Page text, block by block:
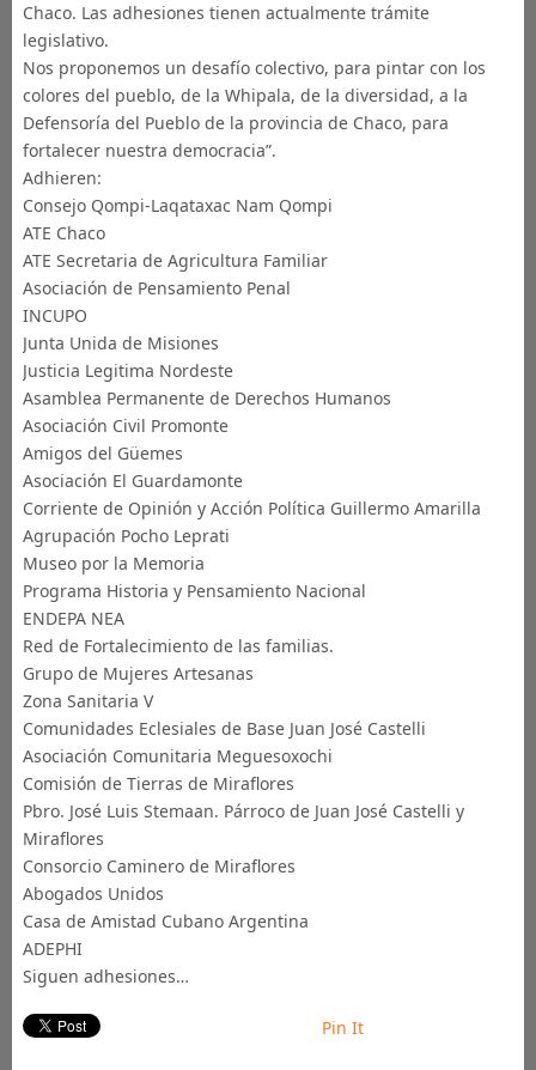
Chaco. Las adhesiones tienen actualmente trámite
legislativo.
Nos proponemos un desafío colectivo, para pintar con los
colores del pueblo, de la Whipala, de la diversidad, a la
Defensoría del Pueblo de la provincia de Chaco, para
fortalecer nuestra democracia”.
Adhieren:
Consejo Qompi-Laqataxac Nam Qompi
ATE Chaco
ATE Secretaria de Agricultura Familiar
Asociación de Pensamiento Penal
INCUPO
Junta Unida de Misiones
Justicia Legitima Nordeste
Asamblea Permanente de Derechos Humanos
Asociación Civil Promonte
Amigos del Güemes
Asociación El Guardamonte
Corriente de Opinión y Acción Política Guillermo Amarilla
Agrupación Pocho Leprati
Museo por la Memoria
Programa Historia y Pensamiento Nacional
ENDEPA NEA
Red de Fortalecimiento de las familias.
Grupo de Mujeres Artesanas
Zona Sanitaria V
Comunidades Eclesiales de Base Juan José Castelli
Asociación Comunitaria Meguesoxochi
Comisión de Tierras de Miraflores
Pbro. José Luis Stemaan. Párroco de Juan José Castelli y
Miraflores
Consorcio Caminero de Miraflores
Abogados Unidos
Casa de Amistad Cubano Argentina
ADEPHI
Siguen adhesiones…
Pin It